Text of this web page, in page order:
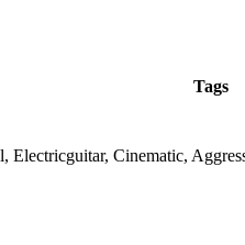
Tags
Electricguitar, Cinematic,